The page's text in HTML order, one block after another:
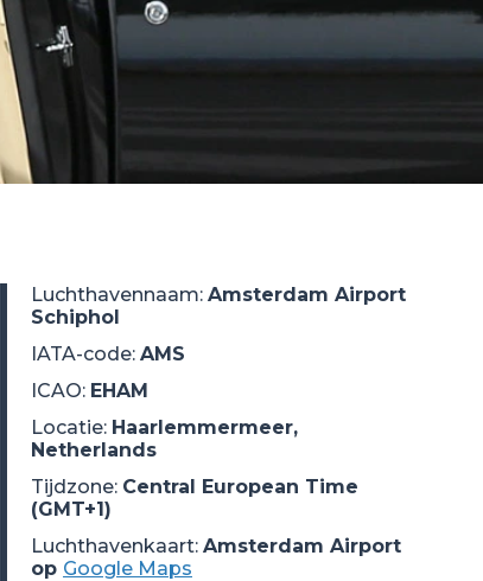
Luchthavennaam: Amsterdam Airport
Schiphol
IATA-code: AMS
ICAO: EHAM
Locatie: Haarlemmermeer,
Netherlands
Tijdzone: Central European Time
(GMT+1)
Luchthavenkaart: Amsterdam Airport
op Google Maps